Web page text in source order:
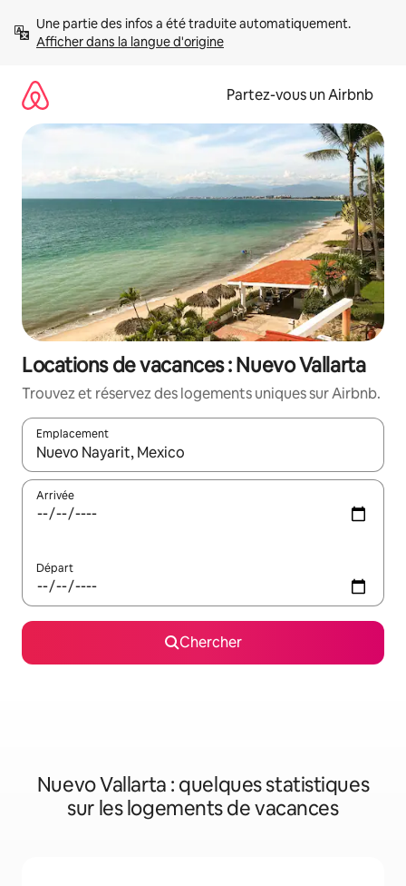
directement
Afficher dans la langue d'origine
Partez-vous un Airbnb
Locations de vacances : Nuevo Vallarta
Trouvez et réservez des logements uniques sur Airbnb.
Emplacement
Quand les résultats sont affichés, parcourez-les en utilisant
Arrivée
Départ
Chercher
Nuevo Vallarta : quelques statistiques
sur les logements de vacances